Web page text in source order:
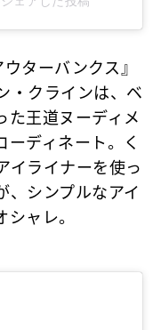
ターバンクス』
・クラインは、ベ
た王道ヌーディメ
ディネート。く
イライナーを使っ
、シンプルなアイ
ャレ。